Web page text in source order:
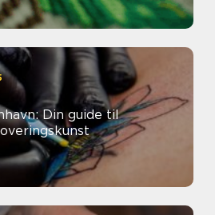
Din guide til